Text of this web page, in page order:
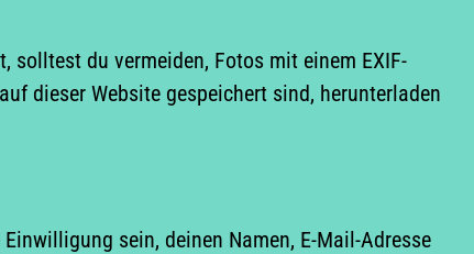
solltest du vermeiden, Fotos mit einem EXIF-
dieser Website gespeichert sind, herunterladen
sein, deinen Namen, E-Mail-Adresse